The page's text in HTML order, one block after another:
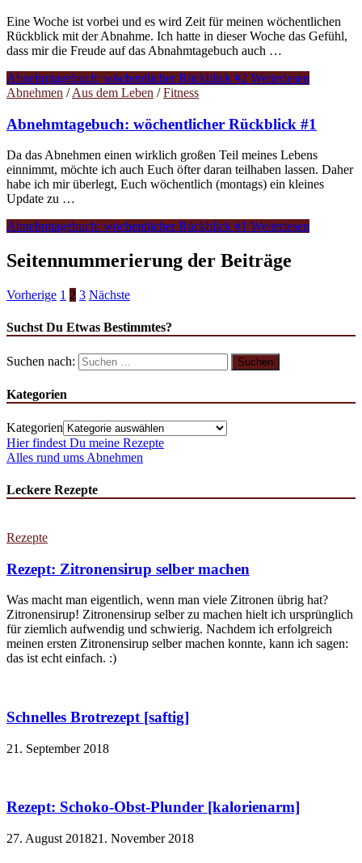
Eine Woche ist vorbei und es wird Zeit für meinen wöchentlichen
Rückblick mit der Abnahme. Ich hatte in dieser Woche das Gefühl,
dass mir die Freude auf das Abnahmtagebuch auch …
Abnehmtagebuch: wöchentlicher Rückblick #2 Weiterlesen
Abnehmen /Aus dem Leben /Fitness
Abnehmtagebuch: wöchentlicher Rückblick #1
Da das Abnehmen einen wirklich großen Teil meines Lebens
einnimmt, möchte ich auch Euch öfter daran teilhaben lassen. Daher
habe ich mir überlegt, Euch wöchentlich (montags) ein kleines
Update zu …
Abnehmtagebuch: wöchentlicher Rückblick #1 Weiterlesen
Seitennummerierung der Beiträge
Vorherige 1 2 3 Nächste
Suchst Du Etwas Bestimmtes?
Suchen nach:
Kategorien
Kategorien
Hier findest Du meine Rezepte
Alles rund ums Abnehmen
Leckere Rezepte
Rezepte
Rezept: Zitronensirup selber machen
Was macht man eigentlich, wenn man viele Zitronen übrig hat?
Zitronensirup! Zitronensirup selber zu machen hielt ich ursprünglich
für ziemlich aufwendig und schwierig. Nachdem ich erfolgreich
meinen ersten Zitronensirup selber machen konnte, kann ich sagen:
das ist echt einfach. :)
Schnelles Brotrezept [saftig]
21. September 2018
Rezept: Schoko-Obst-Plunder [kalorienarm]
27. August 201821. November 2018